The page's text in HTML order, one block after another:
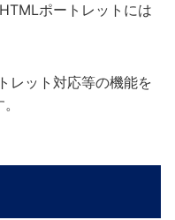
ポートレットには
レット対応等の機能を